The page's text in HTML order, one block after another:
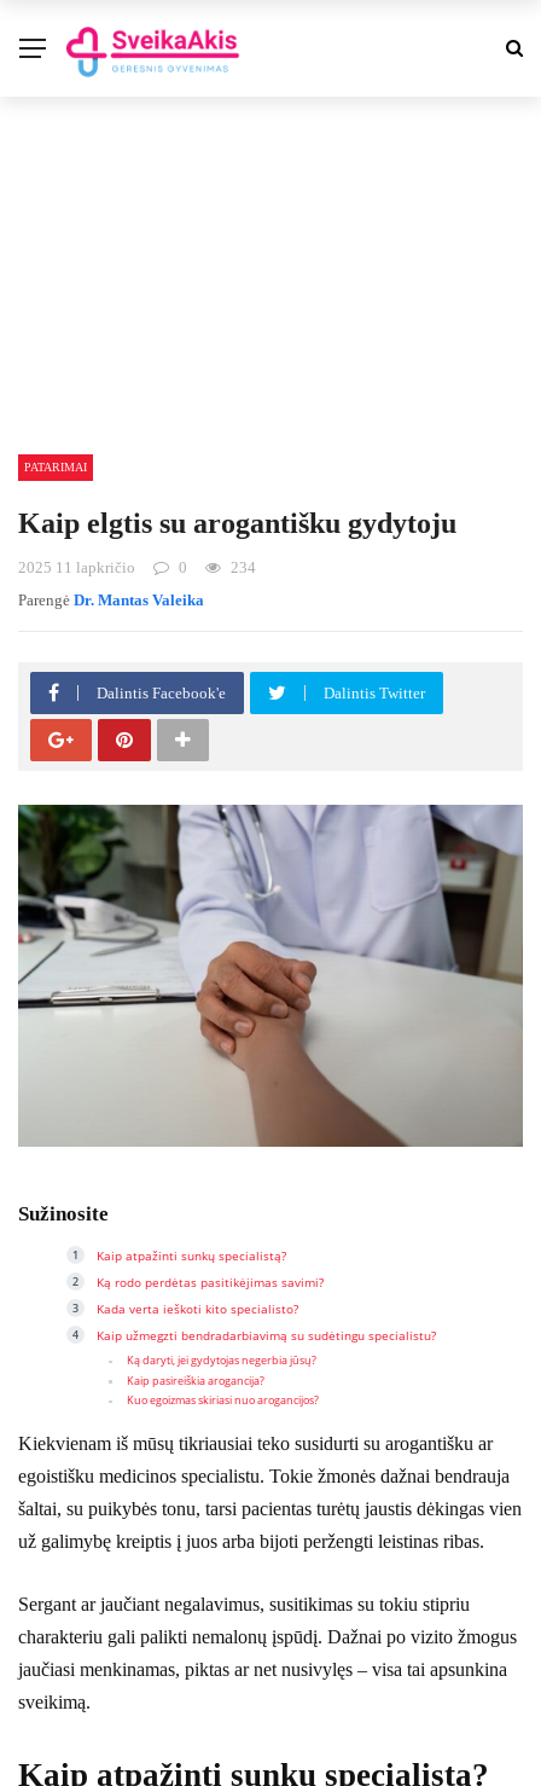
PATARIMAI
Kaip elgtis su arogantišku gydytoju
2025 11 lapkričio 0
234
Parengė Dr. Mantas Valeika
Dalintis Facebook'e Dalintis Twitter
Sužinosite
Kaip atpažinti sunkų specialistą?
Ką rodo perdėtas pasitikėjimas savimi?
Kada verta ieškoti kito specialisto?
Kaip užmegzti bendradarbiavimą su sudėtingu specialistu?
Ką daryti, jei gydytojas negerbia jūsų?
Kaip pasireiškia arogancija?
Kuo egoizmas skiriasi nuo arogancijos?
Kiekvienam iš mūsų tikriausiai teko susidurti su arogantišku ar
egoistišku medicinos specialistu. Tokie žmonės dažnai bendrauja
šaltai, su puikybės tonu, tarsi pacientas turėtų jaustis dėkingas vien
už galimybę kreiptis į juos arba bijoti peržengti leistinas ribas.
Sergant ar jaučiant negalavimus, susitikimas su tokiu stipriu
charakteriu gali palikti nemalonų įspūdį. Dažnai po vizito žmogus
jaučiasi menkinamas, piktas ar net nusivylęs – visa tai apsunkina
sveikimą.
Kaip atpažinti sunkų specialistą?